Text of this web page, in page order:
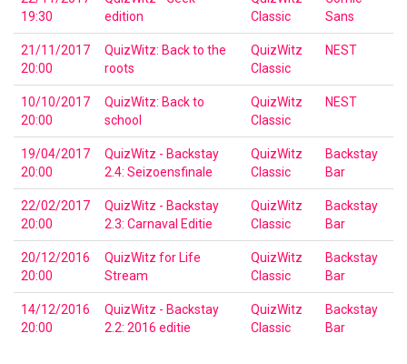
19:30
edition
Classic
Sans
21/11/2017
20:00
QuizWitz: Back to the
roots
QuizWitz
Classic
NEST
10/10/2017
20:00
QuizWitz: Back to
school
QuizWitz
Classic
NEST
19/04/2017
20:00
QuizWitz - Backstay
2.4: Seizoensfinale
QuizWitz
Classic
Backstay
Bar
22/02/2017
20:00
QuizWitz - Backstay
2.3: Carnaval Editie
QuizWitz
Classic
Backstay
Bar
20/12/2016
20:00
QuizWitz for Life
Stream
QuizWitz
Classic
Backstay
Bar
14/12/2016
20:00
QuizWitz - Backstay
2.2: 2016 editie
QuizWitz
Classic
Backstay
Bar